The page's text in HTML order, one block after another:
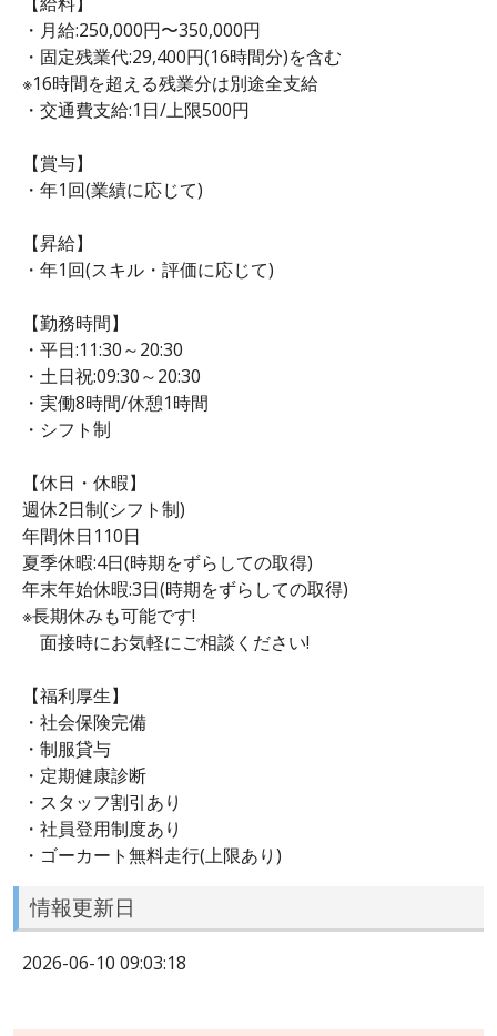
・月給:250,000円〜350,000円
・固定残業代:29,400円(16時間分)を含む
※16時間を超える残業分は別途全支給
・交通費支給:1日/上限500円
【賞与】
・年1回(業績に応じて)
【昇給】
・年1回(スキル・評価に応じて)
【勤務時間】
・平日:11:30～20:30
・土日祝:09:30～20:30
・実働8時間/休憩1時間
・シフト制
【休日・休暇】
週休2日制(シフト制)
年間休日110日
夏季休暇:4日(時期をずらしての取得)
年末年始休暇:3日(時期をずらしての取得)
※長期休みも可能です!
面接時にお気軽にご相談ください!
【福利厚生】
・社会保険完備
・制服貸与
・定期健康診断
・スタッフ割引あり
・社員登用制度あり
・ゴーカート無料走行(上限あり)
情報更新日
2026-06-10 09:03:18